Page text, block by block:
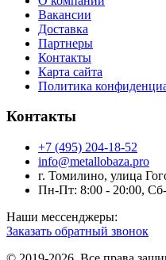
Вакансии
Доставка
Партнеры
Контакты
Карта сайта
Политика
Контакты
+7 (495) 204-18-52
info@metallobaza.pro
г. Томилино, улица
Пн-Пт: 8:00 - 20:00,
Наши мессенджеры:
Заказать обратный звонок